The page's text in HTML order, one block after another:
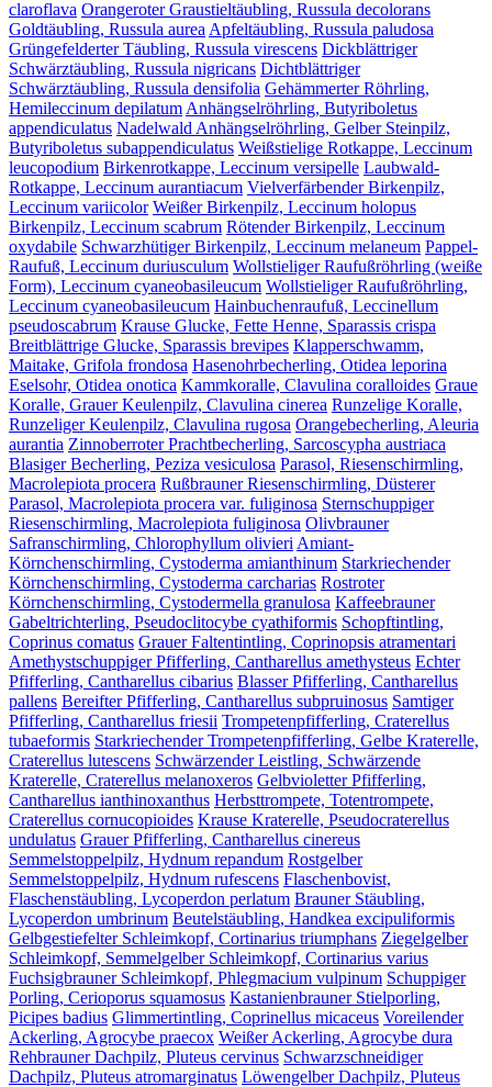
claroflava Orangeroter Graustieltäubling, Russula decolorans
Goldtäubling, Russula aureaApfeltäubling, Russula paludosa
Grüngefelderter Täubling, Russula virescens Dickblättriger
Schwärztäubling, Russula nigricans Dichtblättriger
Schwärztäubling, Russula densifolia Gehämmerter Röhrling,
Hemileccinum depilatumAnhängselröhrling, Butyriboletus
appendiculatus Nadelwald Anhängselröhrling, Gelber Steinpilz,
Butyriboletus subappendiculatus Weißstielige Rotkappe, Leccinum
leucopodium Birkenrotkappe, Leccinum versipelle Laubwald-
Rotkappe, Leccinum aurantiacum Vielverfärbender Birkenpilz,
Leccinum variicolor Weißer Birkenpilz, Leccinum holopus
Birkenpilz, Leccinum scabrum Rötender Birkenpilz, Leccinum
oxydabile Schwarzhütiger Birkenpilz, Leccinum melaneum Pappel-
Raufuß, Leccinum duriusculum Wollstieliger Raufußröhrling (weiße
Form), Leccinum cyaneobasileucum Wollstieliger Raufußröhrling,
Leccinum cyaneobasileucum Hainbuchenraufuß, Leccinellum
pseudoscabrum Krause Glucke, Fette Henne, Sparassis crispa
Breitblättrige Glucke, Sparassis brevipes Klapperschwamm,
Maitake, Grifola frondosa Hasenohrbecherling, Otidea leporina
Eselsohr, Otidea onotica Kammkoralle, Clavulina coralloides Graue
Koralle, Grauer Keulenpilz, Clavulina cinerea Runzelige Koralle,
Runzeliger Keulenpilz, Clavulina rugosa Orangebecherling, Aleuria
aurantia Zinnoberroter Prachtbecherling, Sarcoscypha austriaca
Blasiger Becherling, Peziza vesiculosa Parasol, Riesenschirmling,
Macrolepiota procera Rußbrauner Riesenschirmling, Düsterer
Parasol, Macrolepiota procera var. fuliginosa Sternschuppiger
Riesenschirmling, Macrolepiota fuliginosa Olivbrauner
Safranschirmling, Chlorophyllum olivieriAmiant-
Körnchenschirmling, Cystoderma amianthinum Starkriechender
Körnchenschirmling, Cystoderma carcharias Rostroter
Körnchenschirmling, Cystodermella granulosa Kaffeebrauner
Gabeltrichterling, Pseudoclitocybe cyathiformis Schopftintling,
Coprinus comatus Grauer Faltentintling, Coprinopsis atramentari
Amethystschuppiger Pfifferling, Cantharellus amethysteus Echter
Pfifferling, Cantharellus cibarius Blasser Pfifferling, Cantharellus
pallens Bereifter Pfifferling, Cantharellus subpruinosus Samtiger
Pfifferling, Cantharellus friesii Trompetenpfifferling, Craterellus
tubaeformis Starkriechender Trompetenpfifferling, Gelbe Kraterelle,
Craterellus lutescens Schwärzender Leistling, Schwärzende
Kraterelle, Craterellus melanoxeros Gelbvioletter Pfifferling,
Cantharellus ianthinoxanthus Herbsttrompete, Totentrompete,
Craterellus cornucopioides Krause Kraterelle, Pseudocraterellus
undulatus Grauer Pfifferling, Cantharellus cinereus
Semmelstoppelpilz, Hydnum repandum Rostgelber
Semmelstoppelpilz, Hydnum rufescens Flaschenbovist,
Flaschenstäubling, Lycoperdon perlatum Brauner Stäubling,
Lycoperdon umbrinum Beutelstäubling, Handkea excipuliformis
Gelbgestiefelter Schleimkopf, Cortinarius triumphans Ziegelgelber
Schleimkopf, Semmelgelber Schleimkopf, Cortinarius varius
Fuchsigbrauner Schleimkopf, Phlegmacium vulpinum Schuppiger
Porling, Cerioporus squamosus Kastanienbrauner Stielporling,
Picipes badius Glimmertintling, Coprinellus micaceus Voreilender
Ackerling, Agrocybe praecox Weißer Ackerling, Agrocybe dura
Rehbrauner Dachpilz, Pluteus cervinus Schwarzschneidiger
Dachpilz, Pluteus atromarginatus Löwengelber Dachpilz, Pluteus